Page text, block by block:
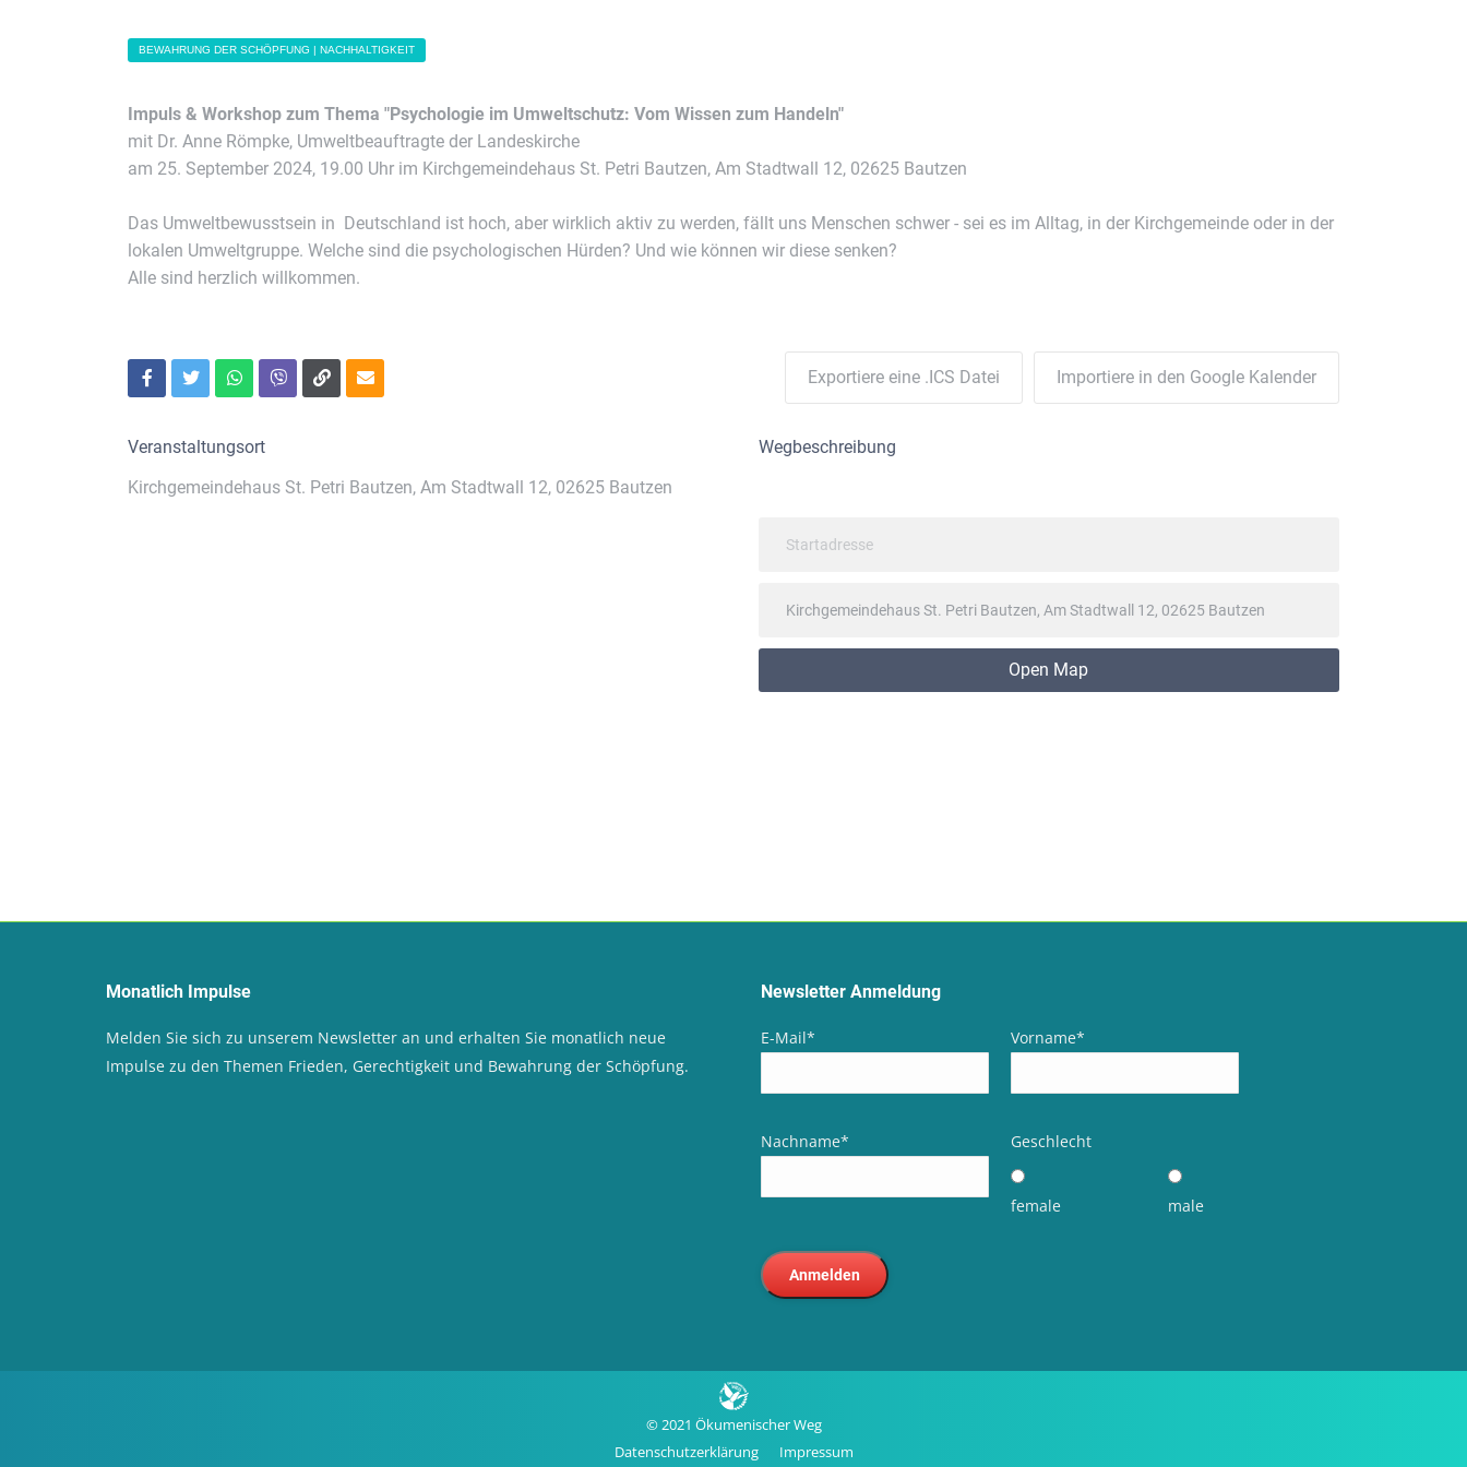
BEWAHRUNG DER SCHÖPFUNG | NACHHALTIGKEIT
Impuls & Workshop zum Thema "Psychologie im Umweltschutz: Vom Wissen zum Handeln"
mit Dr. Anne Römpke, Umweltbeauftragte der Landeskirche
am 25. September 2024, 19.00 Uhr im Kirchgemeindehaus St. Petri Bautzen, Am Stadtwall 12, 02625 Bautzen
Das Umweltbewusstsein in Deutschland ist hoch, aber wirklich aktiv zu werden, fällt uns Menschen schwer - sei es im Alltag, in der Kirchgemeinde oder in der
lokalen Umweltgruppe. Welche sind die psychologischen Hürden? Und wie können wir diese senken?
Alle sind herzlich willkommen.
Exportiere eine .ICS Datei Importiere in den Google Kalender
Veranstaltungsort
Kirchgemeindehaus St. Petri Bautzen, Am Stadtwall 12, 02625 Bautzen
Wegbeschreibung
Open Map
Monatlich Impulse
Melden Sie sich zu unserem Newsletter an und erhalten Sie monatlich neue
Impulse zu den Themen Frieden, Gerechtigkeit und Bewahrung der Schöpfung.
Newsletter Anmeldung
E-Mail* Vorname*
Nachname* Geschlecht
female male
© 2021 Ökumenischer Weg
Datenschutzerklärung
Impressum